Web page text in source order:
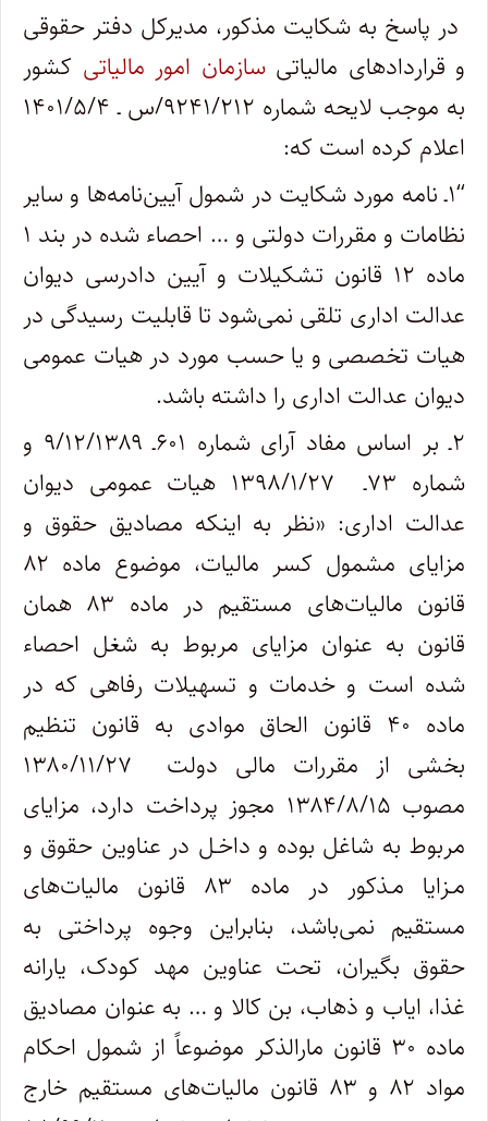
در پاسخ به شکایت مذکور، مدیرکل دفتر حقوقی
و قراردادهای مالیاتیسازمان امور مالیاتی کشور
به موجب لایحه شماره ۹۲۴۱/۲۱۲/س ـ ۱۴۰۱/۵/۴
اعلام کرده است که:
“۱ـ نامه مورد شکایت در شمول آیین‌نامه‌ها و سایر
نظامات و مقررات دولتی و … احصاء شده در بند ۱
ماده ۱۲ قانون تشکیلات و آیین دادرسی دیوان
عدالت اداری تلقی نمی‌شود تا قابلیت رسیدگی در
هیات تخصصی و یا حسب مورد در هیات عمومی
دیوان عدالت اداری را داشته باشد.
۲ـ بر اساس مفاد آرای شماره ۶۰۱ـ ۹/۱۲/۱۳۸۹ و
شماره ۷۳ـ ۱۳۹۸/۱/۲۷ هیات عمومی دیوان
عدالت اداری: «نظر به اینکه مصادیق حقوق و
مزایای مشمول کسر مالیات، موضوع ماده ۸۲
قانون مالیات‌های مستقیم در ماده ۸۳ همان
قانون به عنوان مزایای مربوط به شغل احصاء
شده است و خدمات و تسهیلات رفاهی که در
ماده ۴۰ قانون الحاق موادی به قانون تنظیم
بخشی از مقررات مالی دولت ۱۳۸۰/۱۱/۲۷
مصوب ۱۳۸۴/۸/۱۵ مجوز پرداخت دارد، مزایای
مربوط به شاغل بوده و داخـل در عناوین حقوق و
مـزایا مـذکور در ماده ۸۳ قانون مالیات‌های
مستقیم نمی‌باشد، بنابراین وجوه پرداختی به
حقوق بگیران، تحت عناوین مهد کودک، یارانه
غذا، ایاب و ذهاب، بن کالا و … به عنوان مصادیق
ماده ۳۰ قانون مارالذکر موضوعاً از شمول احکام
مواد ۸۲ و ۸۳ قانون مالیات‌های مستقیم خارج